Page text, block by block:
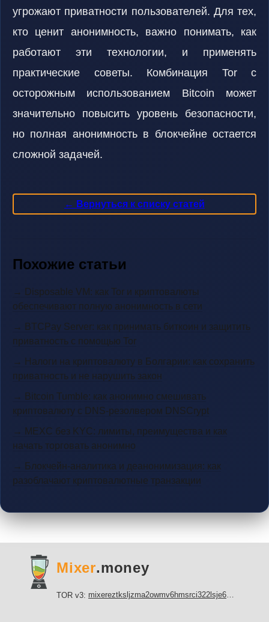
угрожают приватности пользователей. Для тех,
кто ценит анонимность, важно понимать, как
работают эти технологии, и применять
практические советы. Комбинация Tor с
осторожным использованием Bitcoin может
значительно повысить уровень безопасности,
но полная анонимность в блокчейне остается
сложной задачей.
← Вернуться к списку статей
Похожие статьи
→ Disposable VM: как Tor и криптовалюты
обеспечивают полную анонимность в сети
→ BTCPay Server: как принимать биткоин и защитить
приватность с помощью Tor
→ Налоги на криптовалюту в Болгарии: как сохранить
приватность и не нарушить закон
→ Bitcoin Tumble: как анонимно смешивать
криптовалюту с DNS-резолвером DNSCrypt
→ MEXC без KYC: лимиты, преимущества и как
начать торговать анонимно
→ Блокчейн-аналитика и деанонимизация: как
разоблачают криптовалютные транзакции
Mixer.money
TOR v3: mixereztksljzma2owmv6hmsrci322lsje6m3svicoddk3xbgvhd2fid.onion